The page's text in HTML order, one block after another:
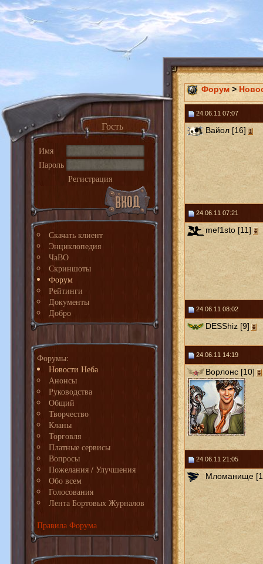
Гость
Имя
Пароль
Регистрация
Скачать клиент
Энциклопедия
ЧаВО
Скриншоты
Форум
Рейтинги
Документы
Добро
Форумы:
Новости Неба
Анонсы
Руководства
Общий
Творчество
Кланы
Торговля
Платные сервисы
Вопросы
Пожелания / Улучшения
Обо всем
Голосования
Лента Бортовых Журналов
Правила Форума
Форум >
24.06.11 07:07
Вайол [16]
24.06.11 07:21
mef1sto [11]
24.06.11 08:02
DESShiz [9]
24.06.11 14:19
Ворлонс [10]
24.06.11 21:05
Мломанище